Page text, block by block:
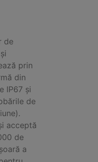
de
prin
din
IP67 și
de
acceptă
de
a